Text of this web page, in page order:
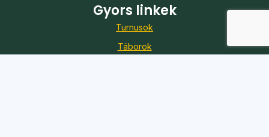
Gyors linkek
Turnusok
Táborok